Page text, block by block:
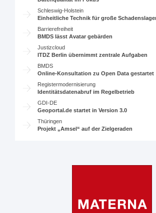
Schleswig-Holstein
Einheitliche Technik für große
Barrierefreiheit
BMDS lässt Avatar gebärden
Justizcloud
ITDZ Berlin übernimmt zentrale Aufgaben
BMDS
Online-Konsultation zu Open Data gestartet
Registermodernisierung
Identitätsdatenabruf im Regelbetrieb
GDI-DE
Geoportal.de startet in Version 3.0
Thüringen
Projekt „Amsel“ auf der Zielgeraden